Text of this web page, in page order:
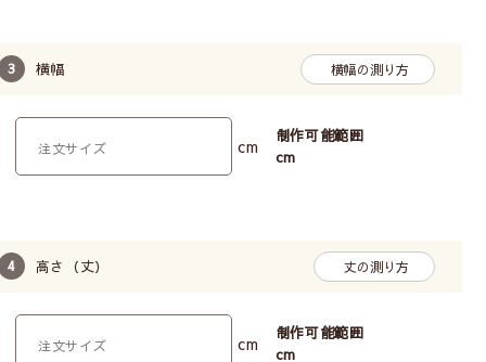
横幅 横幅の測り方
cm
制作可能範囲
cm
高さ（丈） 丈の測り方
cm
制作可能範囲
cm